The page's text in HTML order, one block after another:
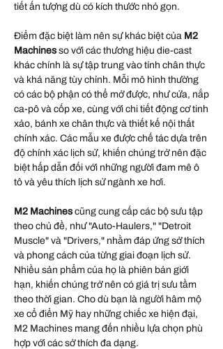
tiết ấn tượng dù có kích thước nhỏ gọn.
Điểm đặc biệt làm nên sự khác biệt của M2
Machinesso với các thương hiệu die-cast
khác chính là sự tập trung vào tính chân thực
và khả năng tùy chỉnh. Mỗi mô hình thường
có các bộ phận có thể mở được, như cửa, nắp
ca-pô và cốp xe, cùng với chi tiết động cơ tinh
xảo, bánh xe chân thực và thiết kế nội thất
chính xác. Các mẫu xe được chế tác dựa trên
độ chính xác lịch sử, khiến chúng trở nên đặc
biệt hấp dẫn đối với những người đam mê ô
tô và yêu thích lịch sử ngành xe hơi.
M2 Machinescũng cung cấp các bộ sưu tập
theo chủ đề, như "Auto-Haulers," "Detroit
Muscle" và "Drivers," nhằm đáp ứng sở thích
và phong cách của từng giai đoạn lịch sử.
Nhiều sản phẩm của họ là phiên bản giới
hạn, khiến chúng trở nên có giá trị sưu tầm
theo thời gian. Cho dù bạn là người hâm mộ
xe cổ điển Mỹ hay những chiếc xe hiện đại,
M2 Machines mang đến nhiều lựa chọn phù
hợp với các sở thích đa dạng.